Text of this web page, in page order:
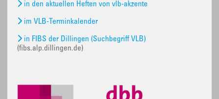
in den aktuellen Heften von vlb-akzente
im VLB-Terminkalender
in FIBS der Dillingen (Suchbegriff VLB)
(fibs.alp.dillingen.de)